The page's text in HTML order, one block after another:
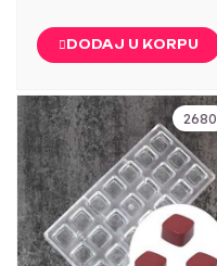
DODAJ U KORPU
2680